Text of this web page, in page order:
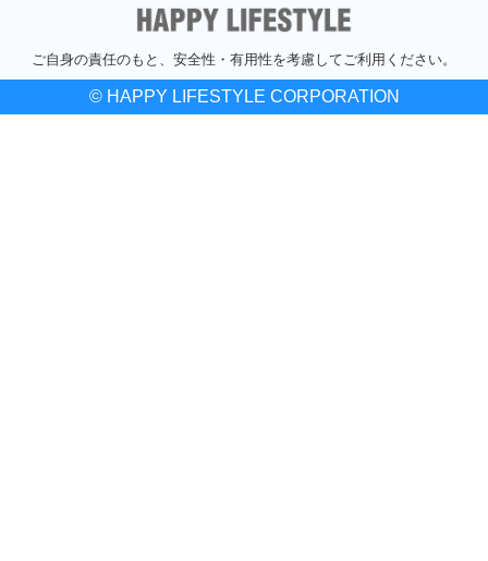
ご自身の責任のもと、安全性・有用性を考慮してご利用ください。
© HAPPY LIFESTYLE CORPORATION